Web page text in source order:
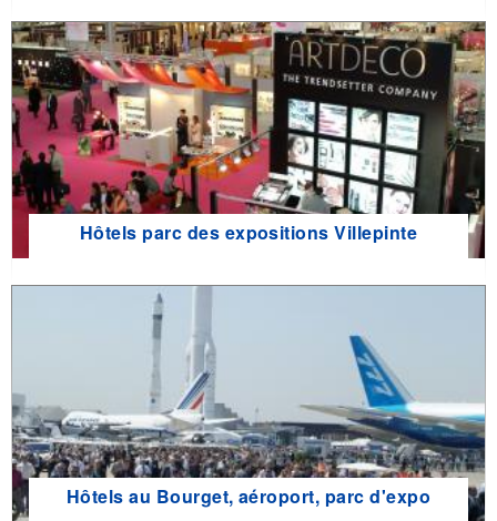
Hôtels parc des expositions Villepinte
Hôtels au Bourget, aéroport, parc d'expo